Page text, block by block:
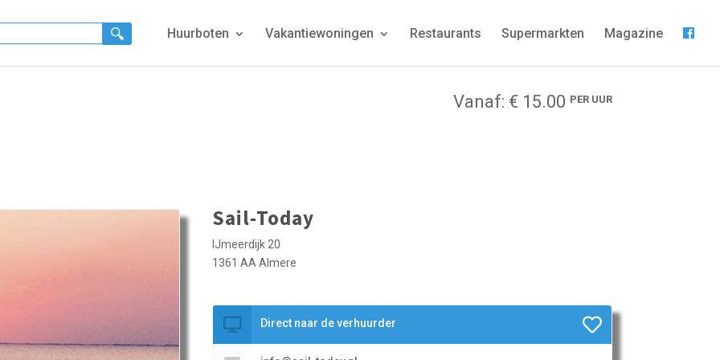
Huurboten Vakantiewoningen Restaurants Supermarkten Magazine
Vanaf: € 15.00 PER UUR
Sail-Today
IJmeerdijk 20
1361 AA Almere
Direct naar de verhuurder